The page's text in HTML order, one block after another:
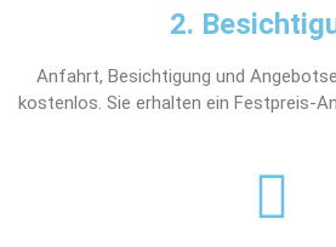
2.
Anfahrt, Besichtigung und
kostenlos. Sie erhalten ein Festpreis-